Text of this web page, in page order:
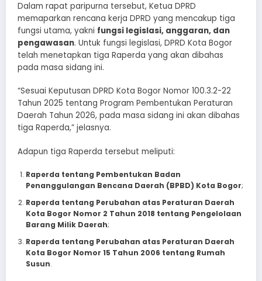
Dalam rapat paripurna tersebut, Ketua DPRD
memaparkan rencana kerja DPRD yang mencakup tiga
fungsi utama, yakni fungsi legislasi, anggaran, dan
pengawasan. Untuk fungsi legislasi, DPRD Kota Bogor
telah menetapkan tiga Raperda yang akan dibahas
pada masa sidang ini.
“Sesuai Keputusan DPRD Kota Bogor Nomor 100.3.2-22
Tahun 2025 tentang Program Pembentukan Peraturan
Daerah Tahun 2026, pada masa sidang ini akan dibahas
tiga Raperda,” jelasnya.
Adapun tiga Raperda tersebut meliputi:
Raperda tentang Pembentukan Badan
Penanggulangan Bencana Daerah (BPBD) Kota Bogor;
Raperda tentang Perubahan atas Peraturan Daerah
Kota Bogor Nomor 2 Tahun 2018 tentang Pengelolaan
Barang Milik Daerah;
Raperda tentang Perubahan atas Peraturan Daerah
Kota Bogor Nomor 15 Tahun 2006 tentang Rumah
Susun.